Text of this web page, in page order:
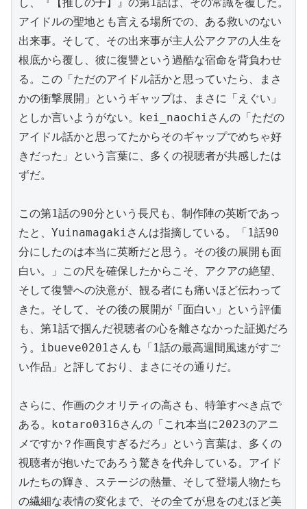
アイドルの聖地とも言える場所での、ある救いのない
出来事。そして、その出来事が主人公アクアの人生を
根底から覆し、彼に復讐という過酷な宿命を背負わせ
る。この「ただのアイドル話かと思っていたら、まさ
かの衝撃展開」というギャップは、まさに「えぐい」
としか言いようがない。kei_naochiさんの「ただの
アイドル話かと思ってたからそのギャップでめちゃ好
きだった」という言葉に、多くの視聴者が共感したは
ずだ。
この第1話の90分という長尺も、制作陣の英断であっ
たと、Yuinamagakiさんは指摘している。「1話90
分にしたのは本当に英断だと思う。その後の展開も面
白い。」この尺を確保したからこそ、アクアの絶望、
そして復讐への決意が、観る者にも痛いほど伝わって
きた。そして、その後の展開が「面白い」という評価
も、第1話で掴んだ視聴者の心を離さなかった証拠だろ
う。ibueve0201さんも「1話の最高週間風速がすご
い作品」と評しており、まさにその通りだ。
さらに、作画のクオリティの高さも、特筆すべき点で
ある。kotaro0316さんの「これ本当に2023のアニ
メですか？作画良すぎるだろ」という言葉は、多くの
視聴者が抱いたであろう驚きを代弁している。アイド
ルたちの輝き、ステージの熱量、そして登場人物たち
の繊細な表情の変化まで、その全てが息をのむほど美